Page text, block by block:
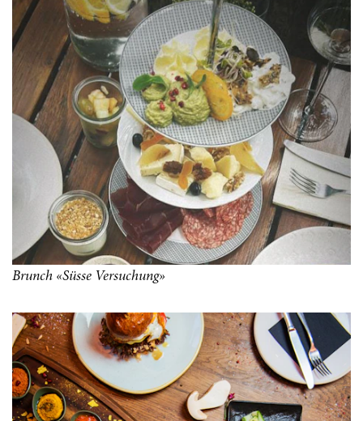
Brunch «Süsse Versuchung»